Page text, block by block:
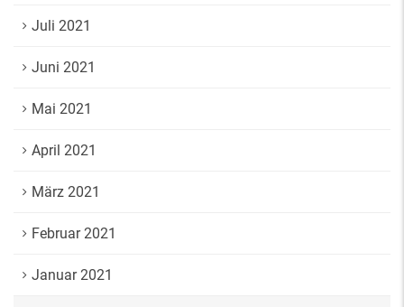
Juli 2021
Juni 2021
Mai 2021
April 2021
März 2021
Februar 2021
Januar 2021